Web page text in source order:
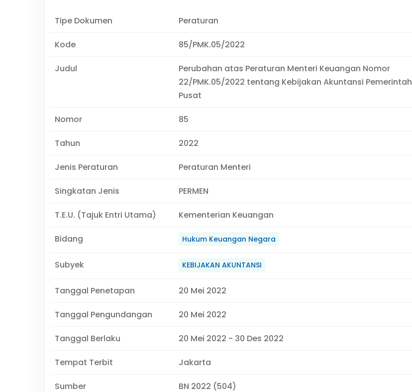
Tipe Dokumen Peraturan
Kode 85/PMK.05/2022
Judul
Perubahan atas Peraturan Menteri Keuangan Nomor
22/PMK.05/2022 tentang Kebijakan Akuntansi Pemerintah
Pusat
Nomor 85
Tahun 2022
Jenis Peraturan Peraturan Menteri
Singkatan Jenis PERMEN
T.E.U. (Tajuk Entri Utama) Kementerian Keuangan
Bidang Hukum Keuangan Negara
Subyek KEBIJAKAN AKUNTANSI
Tanggal Penetapan 20 Mei 2022
Tanggal Pengundangan 20 Mei 2022
Tanggal Berlaku 20 Mei 2022 - 30 Des 2022
Tempat Terbit Jakarta
Sumber BN 2022 (504)